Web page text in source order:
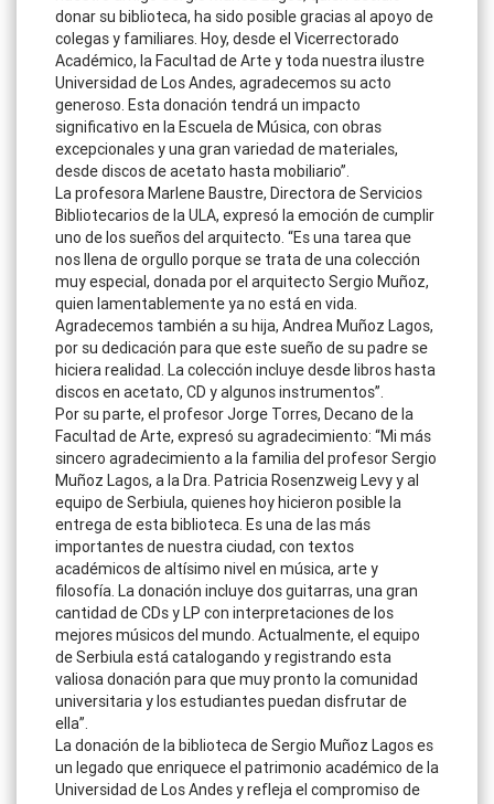
donar su biblioteca, ha sido posible gracias al apoyo de
colegas y familiares. Hoy, desde el Vicerrectorado
Académico, la Facultad de Arte y toda nuestra ilustre
Universidad de Los Andes, agradecemos su acto
generoso. Esta donación tendrá un impacto
significativo en la Escuela de Música, con obras
excepcionales y una gran variedad de materiales,
desde discos de acetato hasta mobiliario”.
La profesora Marlene Baustre, Directora de Servicios
Bibliotecarios de la ULA, expresó la emoción de cumplir
uno de los sueños del arquitecto. “Es una tarea que
nos llena de orgullo porque se trata de una colección
muy especial, donada por el arquitecto Sergio Muñoz,
quien lamentablemente ya no está en vida.
Agradecemos también a su hija, Andrea Muñoz Lagos,
por su dedicación para que este sueño de su padre se
hiciera realidad. La colección incluye desde libros hasta
discos en acetato, CD y algunos instrumentos”.
Por su parte, el profesor Jorge Torres, Decano de la
Facultad de Arte, expresó su agradecimiento: “Mi más
sincero agradecimiento a la familia del profesor Sergio
Muñoz Lagos, a la Dra. Patricia Rosenzweig Levy y al
equipo de Serbiula, quienes hoy hicieron posible la
entrega de esta biblioteca. Es una de las más
importantes de nuestra ciudad, con textos
académicos de altísimo nivel en música, arte y
filosofía. La donación incluye dos guitarras, una gran
cantidad de CDs y LP con interpretaciones de los
mejores músicos del mundo. Actualmente, el equipo
de Serbiula está catalogando y registrando esta
valiosa donación para que muy pronto la comunidad
universitaria y los estudiantes puedan disfrutar de
ella”.
La donación de la biblioteca de Sergio Muñoz Lagos es
un legado que enriquece el patrimonio académico de la
Universidad de Los Andes y refleja el compromiso de